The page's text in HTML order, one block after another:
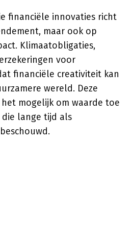
financiële innovaties richt
maar ook op
Klimaatobligaties,
voor
financiële creativiteit kan
wereld. Deze
mogelijk om waarde toe
lange tijd als